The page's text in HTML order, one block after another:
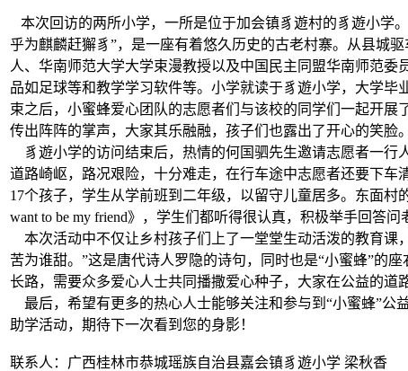
本次回访的两所小学，一所是位于加会镇豸遊村的豸遊小学
乎为麒麟赶獬豸”，是一座有着悠久历史的古老村寨。从县城
人、华南师范大学大学束漫教授以及中国民主同盟华南师范
品如足球等和教学学习软件等。小学就读于豸遊小学，大学
束之后，小蜜蜂爱心团队的志愿者们与该校的同学们一起开
传出阵阵的掌声，大家其乐融融，孩子们也露出了开心的笑脸。
豸遊小学的访问结束后，热情的何国驷先生邀请志愿者一行
道路崎岖，路况艰险，十分难走，在行车途中志愿者还要下
17个孩子，学生从学前班到二年级，以留守儿童居多。东面
want to be my friend》，学生们都听得很认真，积极举手回答
本次活动中不仅让乡村孩子们上了一堂堂生动活泼的教育课
苦为谁甜。”这是唐代诗人罗隐的诗句，同时也是“小蜜蜂”的
长路，需要众多爱心人士共同播撒爱心种子，大家在公益的道
最后，希望有更多的热心人士能够关注和参与到“小蜜蜂”公
助学活动，期待下一次看到您的身影！
联系人：广西桂林市恭城瑶族自治县嘉会镇豸遊小学 梁秋香